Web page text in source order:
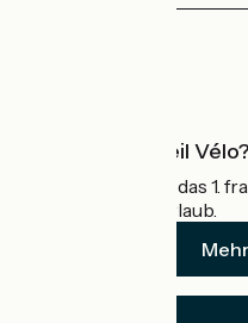
Was ist Accueil Vélo?
Accueil Vélo ist das 1.
Radfahrer im Urlaub.